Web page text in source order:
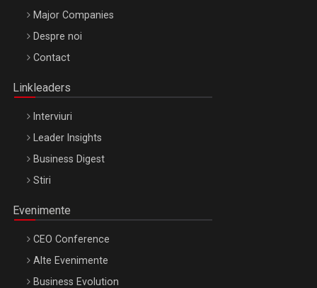
Be Inspired. Make it Happen!, ARTEMIS LETO, ORADEA, 8
Octombrie
Major Companies
Despre noi
Contact
Linkleaders
Interviuri
Leader Insights
Business Digest
Stiri
Evenimente
CEO Conference
Alte Evenimente
Business Evolution